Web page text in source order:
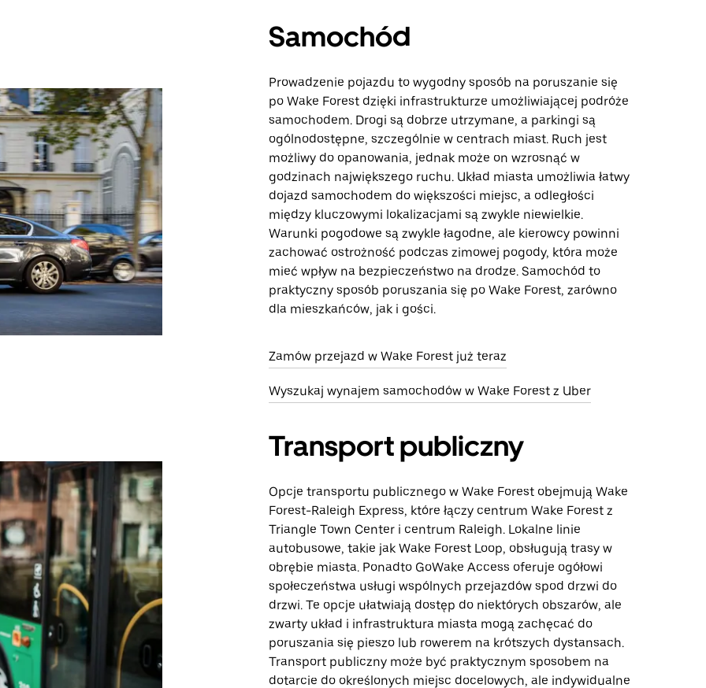
Samochód
Prowadzenie pojazdu to wygodny sposób na poruszanie się
po Wake Forest dzięki infrastrukturze umożliwiającej podróże
samochodem. Drogi są dobrze utrzymane, a parkingi są
ogólnodostępne, szczególnie w centrach miast. Ruch jest
możliwy do opanowania, jednak może on wzrosnąć w
godzinach największego ruchu. Układ miasta umożliwia łatwy
dojazd samochodem do większości miejsc, a odległości
między kluczowymi lokalizacjami są zwykle niewielkie.
Warunki pogodowe są zwykle łagodne, ale kierowcy powinni
zachować ostrożność podczas zimowej pogody, która może
mieć wpływ na bezpieczeństwo na drodze. Samochód to
praktyczny sposób poruszania się po Wake Forest, zarówno
dla mieszkańców, jak i gości.
Zamów przejazd w Wake Forest już teraz
Wyszukaj wynajem samochodów w Wake Forest z Uber
Transport publiczny
Opcje transportu publicznego w Wake Forest obejmują Wake
Forest-Raleigh Express, które łączy centrum Wake Forest z
Triangle Town Center i centrum Raleigh. Lokalne linie
autobusowe, takie jak Wake Forest Loop, obsługują trasy w
obrębie miasta. Ponadto GoWake Access oferuje ogółowi
społeczeństwa usługi wspólnych przejazdów spod drzwi do
drzwi. Te opcje ułatwiają dostęp do niektórych obszarów, ale
zwarty układ i infrastruktura miasta mogą zachęcać do
poruszania się pieszo lub rowerem na krótszych dystansach.
Transport publiczny może być praktycznym sposobem na
dotarcie do określonych miejsc docelowych, ale indywidualne